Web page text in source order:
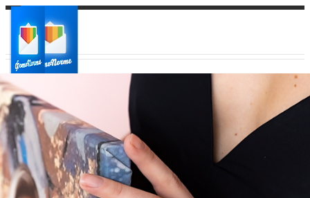
Ваш город:
Ваш регион доставки
Выберите из списка: